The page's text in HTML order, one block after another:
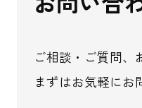
ご相談・ご質問、
まずはお気軽にお